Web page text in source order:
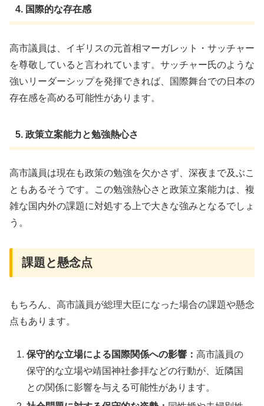
4. 国際的な存在感
高市議員は、イギリスの元首相マーガレット・サッチャー
を尊敬していると言われています。サッチャー氏のような
強いリーダーシップを発揮できれば、国際舞台での日本の
存在感を高める可能性があります。
5. 政策立案能力と勉強熱心さ
高市議員は現在も政策の勉強を欠かさず、深夜まで及ぶこ
ともあるそうです。この勉強熱心さと政策立案能力は、複
雑な国内外の課題に対処する上で大きな強みとなるでしょ
う。
課題と懸念点
もちろん、高市議員が総理大臣になった場合の課題や懸念
点もあります。
保守的な立場による国際関係への影響：高市議員の
保守的な立場や靖国神社参拝などの行動が、近隣国
との関係に影響を与える可能性があります。